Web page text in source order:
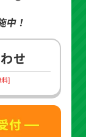
中！
せ
料]